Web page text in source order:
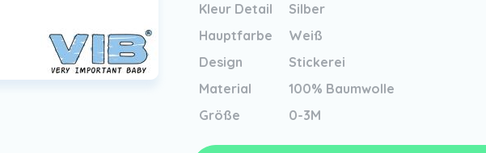
Kleur Detail
Silber
Hauptfarbe
Weiß
Design
Stickerei
Material
100% Baumwolle
Größe
0-3M